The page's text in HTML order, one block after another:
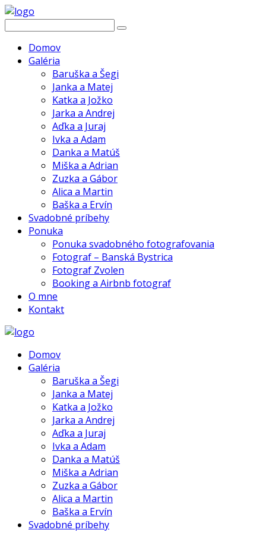
Domov
Galéria
Baruška a Šegi
Janka a Matej
Katka a Jožko
Jarka a Andrej
Aďka a Juraj
Ivka a Adam
Danka a Matúš
Miška a Adrian
Zuzka a Gábor
Alica a Martin
Baška a Ervín
Svadobné príbehy
Ponuka
Ponuka svadobného fotografovania
Fotograf – Banská Bystrica
Fotograf Zvolen
Booking a Airbnb fotograf
O mne
Kontakt
Domov
Galéria
Baruška a Šegi
Janka a Matej
Katka a Jožko
Jarka a Andrej
Aďka a Juraj
Ivka a Adam
Danka a Matúš
Miška a Adrian
Zuzka a Gábor
Alica a Martin
Baška a Ervín
Svadobné príbehy